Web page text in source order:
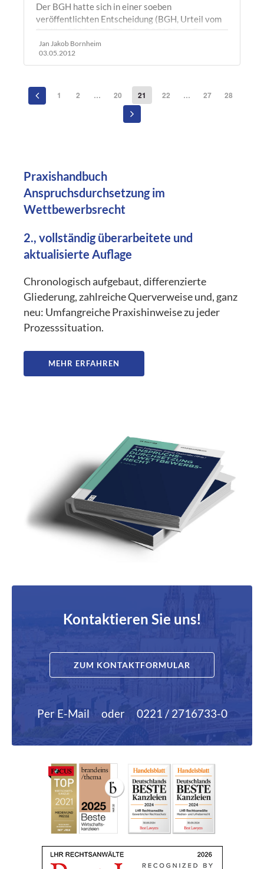
Der BGH hatte sich in einer soeben
veröffentlichten Entscheidung (BGH, Urteil vom
8. März 2012 - I ZR 75/10 - OSCAR) mit Fragen
des internationalen Markenrechts zu…
Jan Jakob Bornheim
03.05.2012
1 2 … 20 21 22 … 27 28
Praxishandbuch
Anspruchsdurchsetzung im
Wettbewerbsrecht
2., vollständig überarbeitete und
aktualisierte Auflage
Chronologisch aufgebaut, differenzierte
Gliederung, zahlreiche Querverweise und, ganz
neu: Umfangreiche Praxishinweise zu jeder
Prozesssituation.
MEHR ERFAHREN
Kontaktieren Sie uns!
ZUM KONTAKTFORMULAR
Per E-Mail oder 0221 / 2716733-0